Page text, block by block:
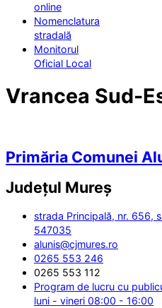
online
Nomenclatura
stradală
Monitorul
Oficial Local
Vrancea Sud-
Primăria Comunei
Județul Mureș
strada Principală, nr. 656,
547035
alunis@cjmures.ro
0265 553 246
0265 553 112
Program de lucru cu
luni - vineri 08:00 - 16:00